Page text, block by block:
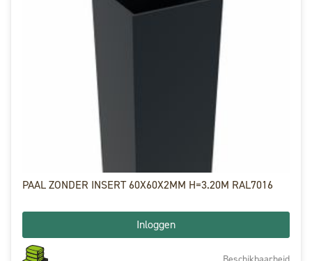
PAAL ZONDER INSERT 60X60X2MM H=3.20M RAL7016
Inloggen